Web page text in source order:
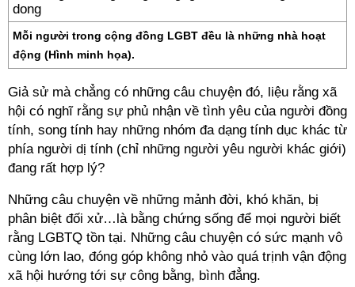
Mỗi người trong cộng đồng LGBT đều là những nhà hoạt
động (Hình minh họa).
Giả sử mà chẳng có những câu chuyện đó, liệu rằng xã
hội có nghĩ rằng sự phủ nhận về tình yêu của người đồng
tính, song tính hay những nhóm đa dạng tính dục khác từ
phía người dị tính (chỉ những người yêu người khác giới)
đang rất hợp lý?
Những câu chuyện về những mảnh đời, khó khăn, bị
phân biệt đối xử…là bằng chứng sống để mọi người biết
rằng LGBTQ tồn tại. Những câu chuyện có sức mạnh vô
cùng lớn lao, đóng góp không nhỏ vào quá trịnh vận động
xã hội hướng tới sự công bằng, bình đẳng.